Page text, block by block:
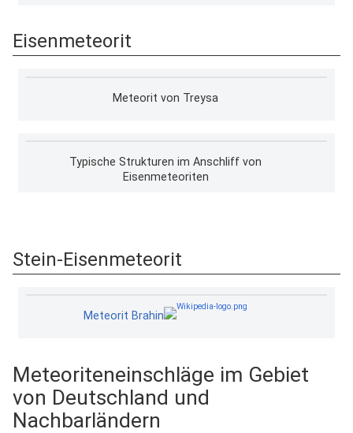
Eisenmeteorit
Meteorit von Treysa
Typische Strukturen im Anschliff von
Eisenmeteoriten
Stein-Eisenmeteorit
Meteorit Brahin
Meteoriteneinschläge im Gebiet
von Deutschland und
Nachbarländern